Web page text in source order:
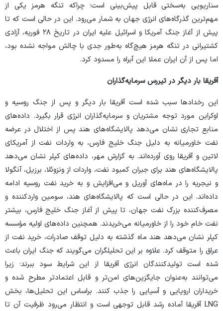
سناریویی به‌سختی قابل پیش‌بینی است؛ چراکه تنگه هرمز یکی از
مهم‌ترین گذرگاه‌های انرژی جهان به شمار می‌رود. این در حالی است که تا
پیش از آغاز جنگ آمریکا و اسرائیل علیه ایران در تاریخ ۲۸ فوریه، آزادی
کشتیرانی در تنگه هرمز هیچ‌گاه به‌طور جدی با چالش مواجه نشده بود،
اما پس از آن ایران عملا این آبراه را مسدود کرد.
آفریقا بار دیگر در تیررس سرمایه‌گذاران
این رخداد‌ها سبب شده است آفریقا بار دیگر و پس از جنگ روسیه و
اوکراین مورد توجه مشتریان و سرمایه‌گذاران انرژی قرار بگیرد. داده‌های
منابع تجاری نشان می‌دهد پالایشگاه‌های هند پس از اختلال در عرضه
نفت خاورمیانه به دلیل جنگ خلیج فارس، به واردات نفت از آمریکای
لاتین و آفریقا روی آورده‌اند. به گزارش مهر، داده‌های کپلر نشان می‌دهد
پالایشگاه‌های هند برای جبران کمبود نفت، واردات از ونزوئلا، برزیل، آنگولا
و نیجریه را در ماه‌های آوریل و می‌افزایش و به خرید نفت روسیه ادامه
داده‌اند. این در حالی است که پالایشگاه‌های هند، سومین واردکننده و
مصرف‌کننده بزرگ نفت جهان، تا پیش از آغاز جنگ خلیج فارس، بیشتر
نفت خام خود را از خاورمیانه می‌خریدند. همچنین داده‌های اولیه مؤسسه
کپلر نشان می‌دهد هند ماه گذشته به دلیل توقف صادرات، خرید نفت از
عراق را متوقف کرد. علاوه بر این تحلیلگران می‌گویند که جنگ ایران باعث
شده است تولیدکنندگان انرژی آفریقا از این شرایط سود ببرند؛ زیرا
می‌توانند به‌عنوان جایگزین‌های امن‌تر و قابل اعتمادتر مطرح شده و
خریداران اروپایی و آسیایی را جذب کنند. بر‌اساس این تحلیل‌ها، بخش
LNG آفریقا آماده رشد قابل توجهی است و انتظار می‌رود ظرفیت آن تا